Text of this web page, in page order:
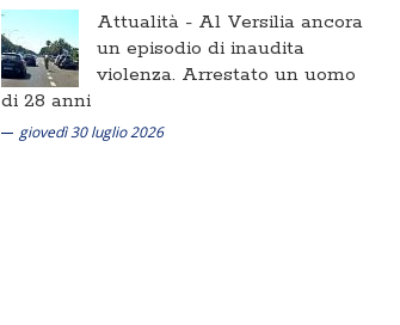
Attualità - Al Versilia ancora
un episodio di inaudita
violenza. Arrestato un uomo
di 28 anni
giovedì 30 luglio 2026